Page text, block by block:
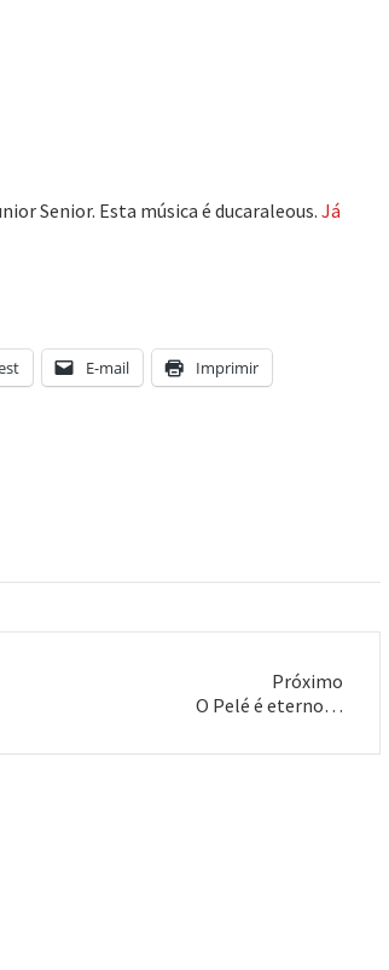
Senior. Esta música é ducaraleous.Já
E-mail Imprimir
Próximo
O Pelé é eterno…